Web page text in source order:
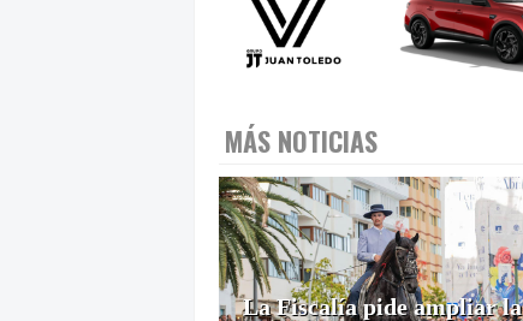
MÁS NOTICIAS
La Fiscalía pide ampliar la